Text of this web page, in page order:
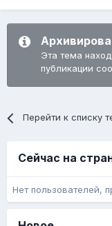
Эта тема
публикации
Перейти к списку
Сейчас на
Нет пользователей,